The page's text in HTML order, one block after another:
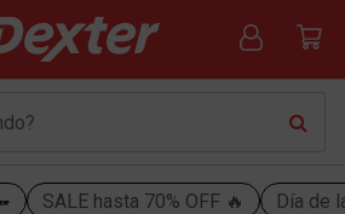
SALE hasta 70% OFF 🔥 Día de